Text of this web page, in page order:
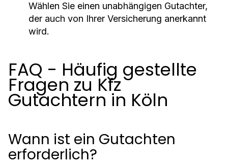
Wählen Sie einen unabhängigen Gutachter,
der auch von Ihrer Versicherung anerkannt
wird.
FAQ - Häufig gestellte
Fragen zu Kfz
Gutachtern in Köln
Wann ist ein Gutachten
erforderlich?